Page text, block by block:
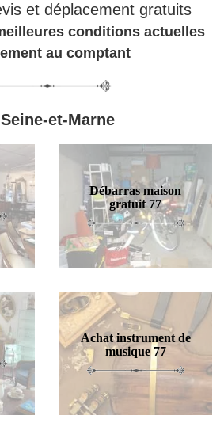
et déplacement gratuits
conditions actuelles
au comptant
et-Marne
Débarras maison
gratuit 77
Achat instrument de
musique 77